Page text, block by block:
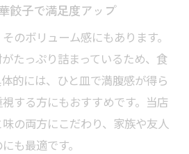
餃子で満足度アップ
のボリューム感にもあります。
たっぷり詰まっているため、食
的には、ひと皿で満腹感が得ら
する方にもおすすめです。当店
の両方にこだわり、家族や友人
も最適です。